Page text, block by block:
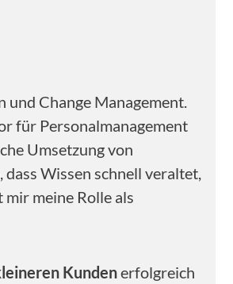
Change Management.
für Personalmanagement
Umsetzung von
Wissen schnell veraltet,
mir meine Rolle als
Kundenerfolgreich